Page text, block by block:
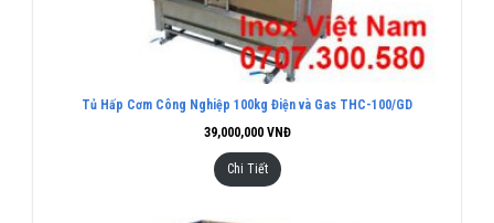
Tủ Hấp Cơm Công Nghiệp 100kg Điện và Gas THC-100/GD
39,000,000VNĐ
Chi Tiết